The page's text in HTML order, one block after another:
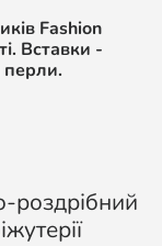
Fashion
Вставки -
перли.
роздрібний